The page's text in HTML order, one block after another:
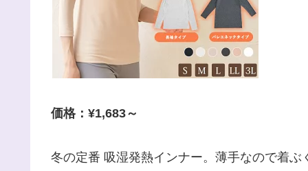
価格：¥1,683～
冬の定番 吸湿発熱インナー。薄手なので着ぶ